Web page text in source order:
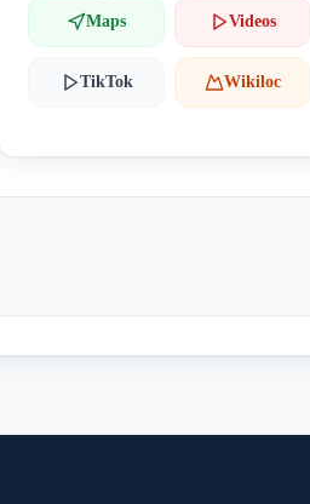
Maps Videos
TikTok Wikiloc